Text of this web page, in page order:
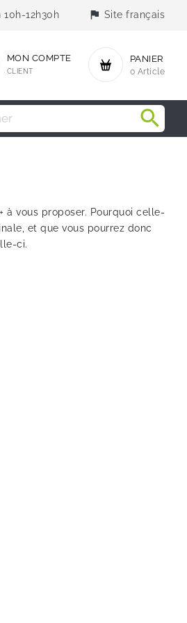
12h30h flag Site français
PANIER
0 Article
MON COMPTE
CLIENT
à vous proposer. Pourquoi celle-
et que vous pourrez donc
ci.